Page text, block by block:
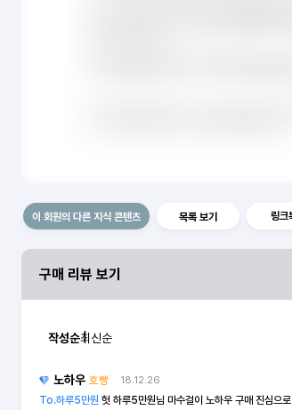
이 회원의 다른 지식 콘텐츠 목록 보기 링크
구매 리뷰 보기
작성순최신순
노하우 호빵
18.12.26
To.하루5만원 헛 하루5만원님 마수걸이 노하우 구매 진심으